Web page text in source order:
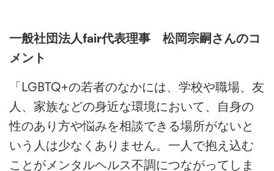
一般社団法人fair代表理事 松岡宗嗣さんのコ
メント
「LGBTQ+の若者のなかには、学校や職場、友
人、家族などの身近な環境において、自身の
性のあり方や悩みを相談できる場所がないと
いう人は少なくありません。一人で抱え込む
ことがメンタルヘルス不調につながってしま